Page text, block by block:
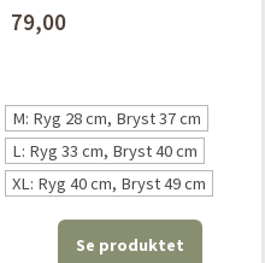
79,00
M: Ryg 28 cm, Bryst 37 cm
L: Ryg 33 cm, Bryst 40 cm
XL: Ryg 40 cm, Bryst 49 cm
Se produktet